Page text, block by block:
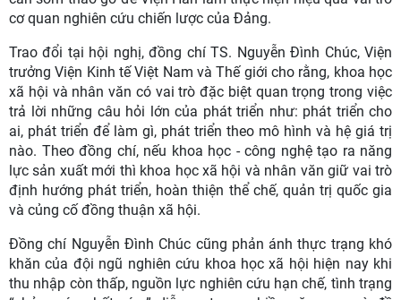
cơ quan nghiên cứu chiến lược của Đảng.
Trao đổi tại hội nghị, đồng chí TS. Nguyễn Đình Chúc, Viện
trưởng Viện Kinh tế Việt Nam và Thế giới cho rằng, khoa học
xã hội và nhân văn có vai trò đặc biệt quan trọng trong việc
trả lời những câu hỏi lớn của phát triển như: phát triển cho
ai, phát triển để làm gì, phát triển theo mô hình và hệ giá trị
nào. Theo đồng chí, nếu khoa học - công nghệ tạo ra năng
lực sản xuất mới thì khoa học xã hội và nhân văn giữ vai trò
định hướng phát triển, hoàn thiện thể chế, quản trị quốc gia
và củng cố đồng thuận xã hội.
Đồng chí Nguyễn Đình Chúc cũng phản ánh thực trạng khó
khăn của đội ngũ nghiên cứu khoa học xã hội hiện nay khi
thu nhập còn thấp, nguồn lực nghiên cứu hạn chế, tình trạng